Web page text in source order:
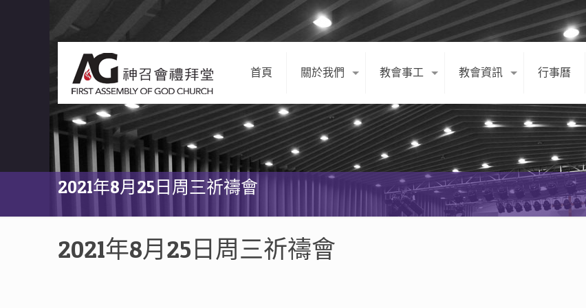
首頁 關於我們 教會事工 教會資訊 行事曆
2021年8月25日周三祈禱會
2021年8月25日周三祈禱會